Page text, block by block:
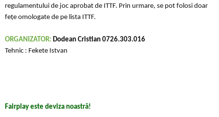
regulamentului de joc aprobat de ITTF. Prin urmare, se pot folosi doar
fețe omologate de pe lista ITTF.
ORGANIZATOR: Dodean Cristian 0726.303.016
Tehnic : Fekete Istvan
Fairplay este deviza noastră!